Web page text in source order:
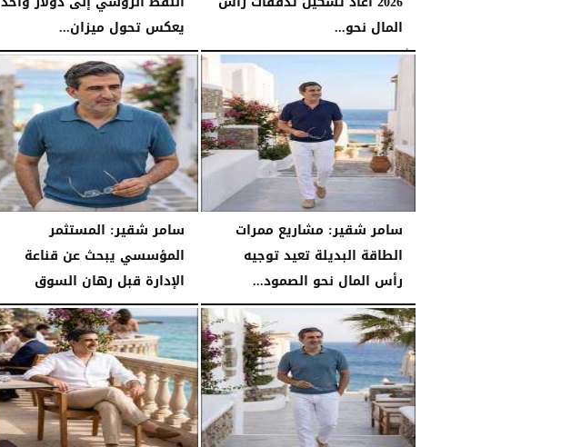
المال نحو...
الأحد، 26 يوليو 2026 06:53 مـ
يعكس تحول ميزان...
السبت، 25 يوليو 2026 04:20 مـ
سامر شقير: مشاريع ممرات
الطاقة البديلة تعيد توجيه
رأس المال نحو الصمود...
السبت، 25 يوليو 2026 04:03 مـ
سامر شقير: المستثمر
المؤسسي يبحث عن قناعة
الإدارة قبل رهان السوق
السبت، 25 يوليو 2026 03:55 مـ